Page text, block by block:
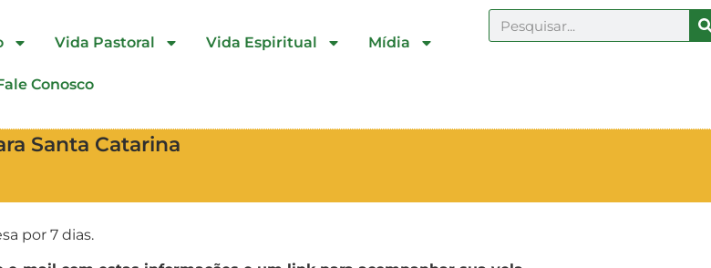
Vida Pastoral Vida Espiritual Mídia
Conosco
Santa Catarina
por 7 dias.